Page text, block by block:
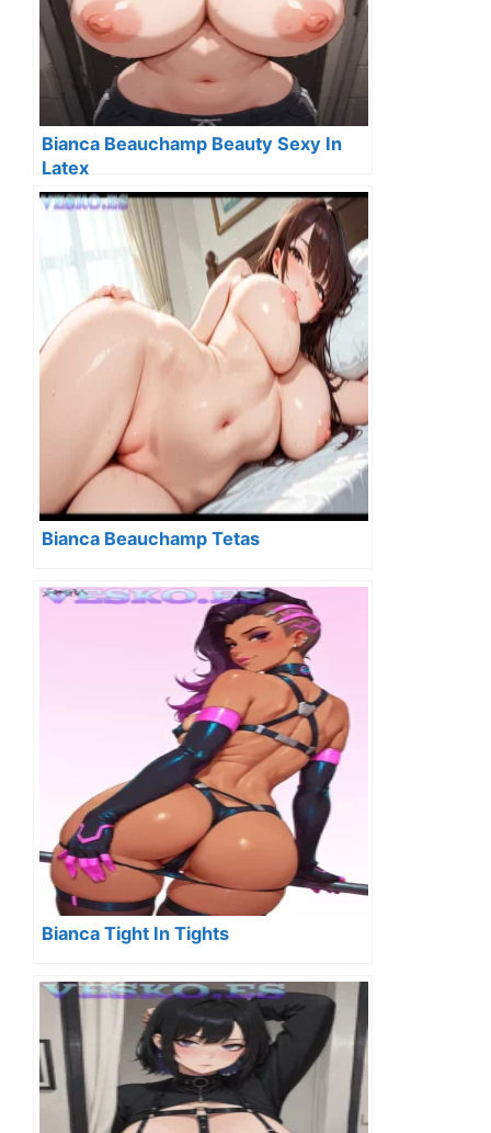
Bianca Beauchamp Beauty Sexy In
Latex
Bianca Beauchamp Tetas
Bianca Tight In Tights